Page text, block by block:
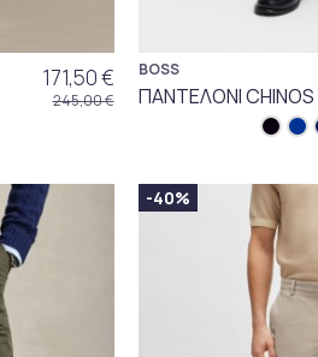
171,50 €
245,00 €
BOSS
ΠΑΝΤΕΛΟΝΙ CHINOS
-40%